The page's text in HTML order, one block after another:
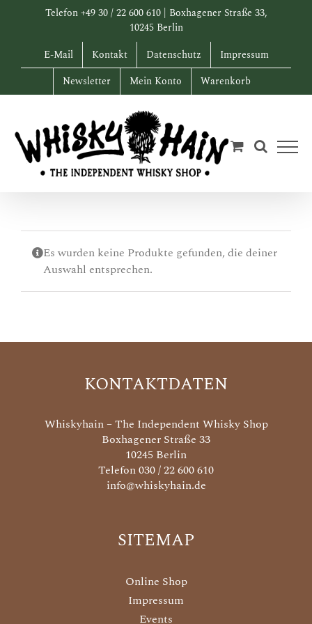
Telefon +49 30 / 22 600 610 | Boxhagener Straße 33,
10245 Berlin
E-Mail
Kontakt Datenschutz
Impressum
Newsletter
Mein Konto Warenkorb
Es wurden keine Produkte gefunden, die deiner
Auswahl entsprechen.
KONTAKTDATEN
Whiskyhain – The Independent Whisky Shop
Boxhagener Straße 33
10245 Berlin
Telefon 030 / 22 600 610
info@whiskyhain.de
SITEMAP
Online Shop
Impressum
Events